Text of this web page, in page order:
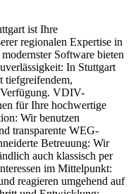
ist Ihre
regionalen Expertise in
Software bieten
In Stuttgart
tiefgreifendem,
VDIV-
für Ihre hochwertige
Wir benutzen
transparente WEG-
Betreuung: Wir
auch klassisch per
im Mittelpunkt:
reagieren umgehend auf